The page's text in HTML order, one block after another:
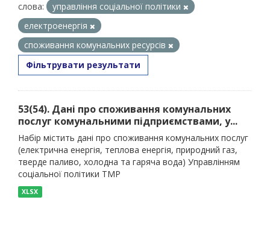
слова:
управління соціальної політики
електроенергія
споживання комунальних ресурсів
Фільтрувати результати
53(54). Дані про споживання комунальних
послуг комунальними підприємствами, у...
Набір містить дані про споживання комунальних послуг
(електрична енергія, теплова енергія, природний газ,
тверде паливо, холодна та гаряча вода) Управлінням
соціальної політики ТМР
XLSX